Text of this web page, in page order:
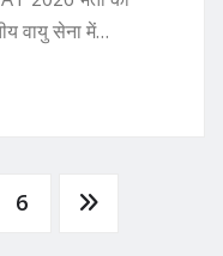
वायु सेना में…
6